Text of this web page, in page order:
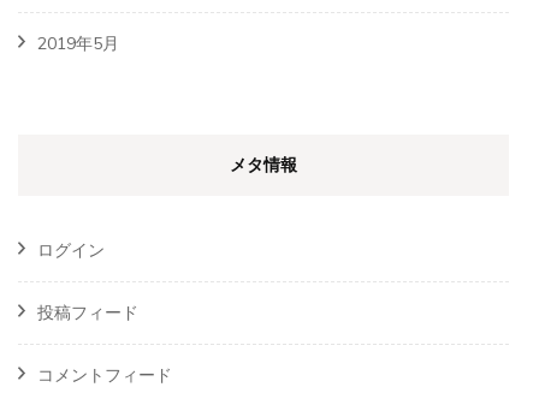
2019年5月
メタ情報
ログイン
投稿フィード
コメントフィード